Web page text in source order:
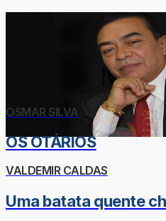
OSMAR SILVA
OS OTÁRIOS
VALDEMIR CALDAS
Uma batata quente